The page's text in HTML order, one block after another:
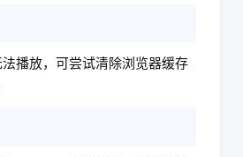
播放，可尝试清除浏览器缓存